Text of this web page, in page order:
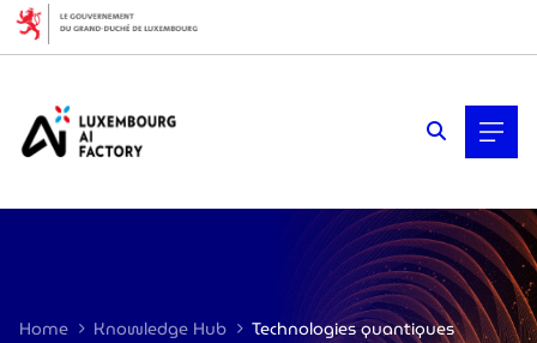
Home Knowledge Hub Technologies quantiques
Cookies management panel